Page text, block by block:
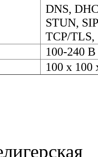
DNS,
STUN,
TCP/TLS,
100-240
100 x 100